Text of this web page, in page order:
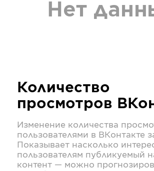
Нет
Количество
просмотров
Изменение количества
пользователями в ВКонтакте
Показывает насколько
пользователям публикуемый
контент — можно